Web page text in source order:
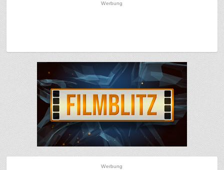
Werbung
Werbung